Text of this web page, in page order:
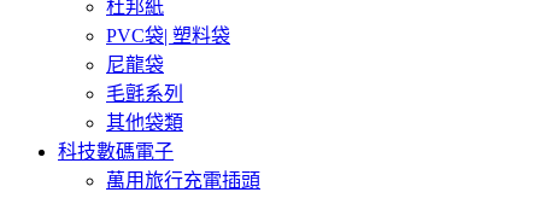
杜邦紙
PVC袋| 塑料袋
尼龍袋
毛氈系列
其他袋類
科技數碼電子
萬用旅行充電插頭